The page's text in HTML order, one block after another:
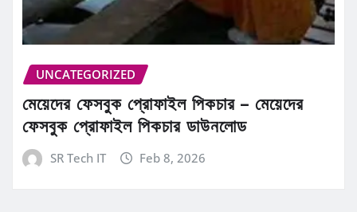
UNCATEGORIZED
মেয়েদের ফেসবুক প্রোফাইল পিকচার – মেয়েদের
ফেসবুক প্রোফাইল পিকচার ডাউনলোড
SR Tech IT Feb 8, 2026